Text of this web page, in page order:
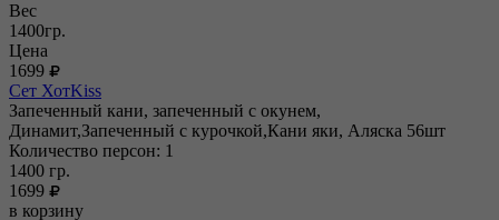
Вес
1400гр.
Цена
1699
Сет ХотKiss
Запеченный кани, запеченный с окунем,
Динамит,Запеченный с курочкой,Кани яки, Аляска 56шт
Количество персон: 1
1400 гр.
1699
в корзину